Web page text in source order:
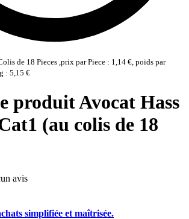
de 18 Pieces ,prix par Piece : 1,14 €, poids par
: 5,15 €
produit Avocat Hass
(au colis de 18
avis
simplifiée et maîtrisée.